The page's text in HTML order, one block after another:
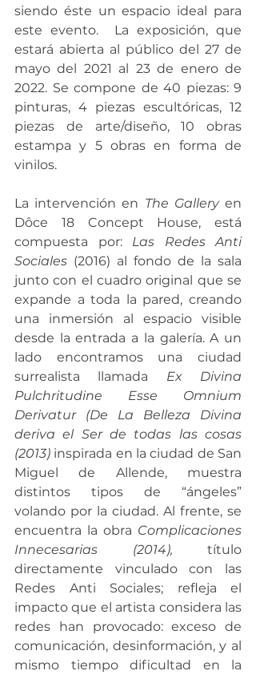
siendo éste un espacio ideal para
este evento.  La exposición, que
estará abierta al público del 27 de
mayo del 2021 al 23 de enero de
2022. Se compone de 40 piezas: 9
pinturas, 4 piezas escultóricas, 12
piezas de arte/diseño, 10 obras
estampa y 5 obras en forma de
vinilos.
La intervención en The Gallery en
Dôce 18 Concept House, está
compuesta por: Las Redes Anti
Sociales (2016) al fondo de la sala
junto con el cuadro original que se
expande a toda la pared, creando
una inmersión al espacio visible
desde la entrada a la galería. A un
lado encontramos una ciudad
surrealista llamada Ex Divina
Pulchritudine Esse Omnium
Derivatur (De La Belleza Divina
deriva el Ser de todas las cosas
(2013) inspirada en la ciudad de San
Miguel de Allende, muestra
distintos tipos de “ángeles”
volando por la ciudad. Al frente, se
encuentra la obra Complicaciones
Innecesarias (2014), título
directamente vinculado con las
Redes Anti Sociales; refleja el
impacto que el artista considera las
redes han provocado: exceso de
comunicación, desinformación, y al
mismo tiempo dificultad en la